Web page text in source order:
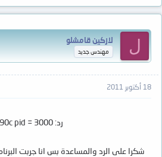
ل لازكين قامشلو
مهندس جديد
18 أكتوبر 2011
رد: 090c pid = 3000
شكرا على الرد والمساعدة بس انا جربت